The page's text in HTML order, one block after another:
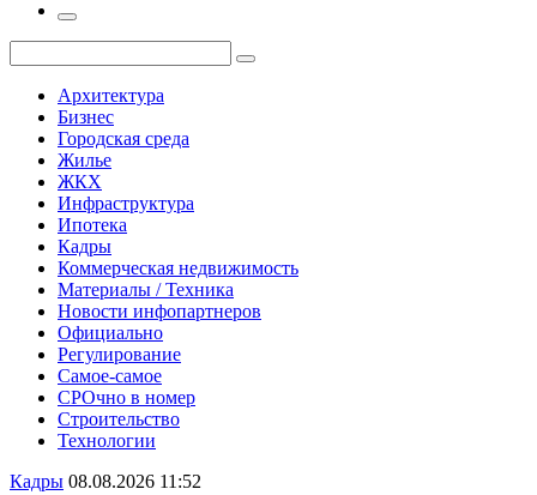
Архитектура
Бизнес
Городская среда
Жилье
ЖКХ
Инфраструктура
Ипотека
Кадры
Коммерческая недвижимость
Материалы / Техника
Новости инфопартнеров
Официально
Регулирование
Самое-самое
СРОчно в номер
Строительство
Технологии
Кадры 08.08.2026 11:52